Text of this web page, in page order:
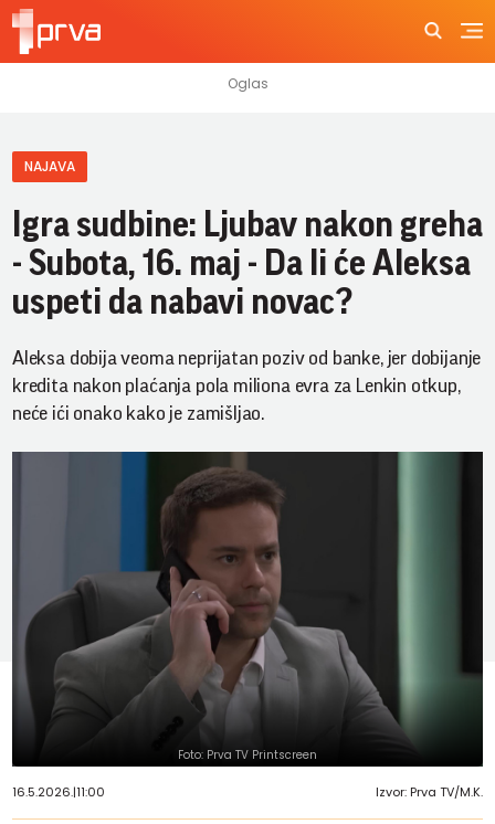
NAJAVA
Igra sudbine: Ljubav nakon greha
- Subota, 16. maj - Da li će Aleksa
uspeti da nabavi novac?
Aleksa dobija veoma neprijatan poziv od banke, jer dobijanje
kredita nakon plaćanja pola miliona evra za Lenkin otkup,
neće ići onako kako je zamišljao.
Foto: Prva TV Printscreen
16.5.2026.|11:00 Izvor: Prva TV/M.K.